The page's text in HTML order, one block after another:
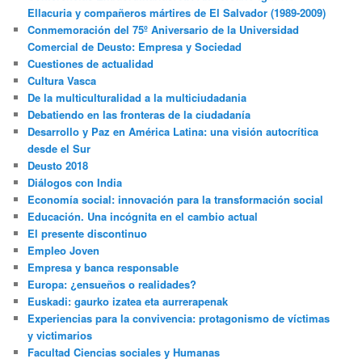
Ellacuria y compañeros mártires de El Salvador (1989-2009)
Conmemoración del 75º Aniversario de la Universidad
Comercial de Deusto: Empresa y Sociedad
Cuestiones de actualidad
Cultura Vasca
De la multiculturalidad a la multiciudadania
Debatiendo en las fronteras de la ciudadanía
Desarrollo y Paz en América Latina: una visión autocrítica
desde el Sur
Deusto 2018
Diálogos con India
Economía social: innovación para la transformación social
Educación. Una incógnita en el cambio actual
El presente discontinuo
Empleo Joven
Empresa y banca responsable
Europa: ¿ensueños o realidades?
Euskadi: gaurko izatea eta aurrerapenak
Experiencias para la convivencia: protagonismo de víctimas
y victimarios
Facultad Ciencias sociales y Humanas